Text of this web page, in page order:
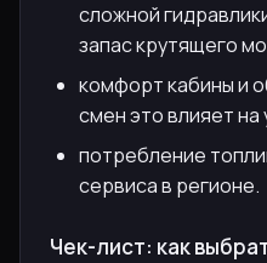
сложной
запас крутящего
комфорт кабины и
смен это влияет
потребление
сервиса в регионе.
Чек-лист: как